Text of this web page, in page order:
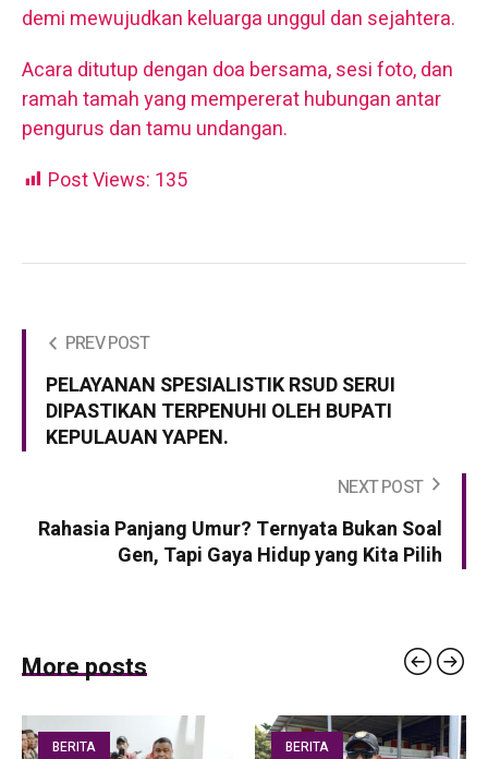
demi mewujudkan keluarga unggul dan sejahtera.
Acara ditutup dengan doa bersama, sesi foto, dan
ramah tamah yang mempererat hubungan antar
pengurus dan tamu undangan.
Post Views: 135
PREV POST
PELAYANAN SPESIALISTIK RSUD SERUI
DIPASTIKAN TERPENUHI OLEH BUPATI
KEPULAUAN YAPEN.
NEXT POST
Rahasia Panjang Umur? Ternyata Bukan Soal
Gen, Tapi Gaya Hidup yang Kita Pilih
More posts
BERITA BERITA